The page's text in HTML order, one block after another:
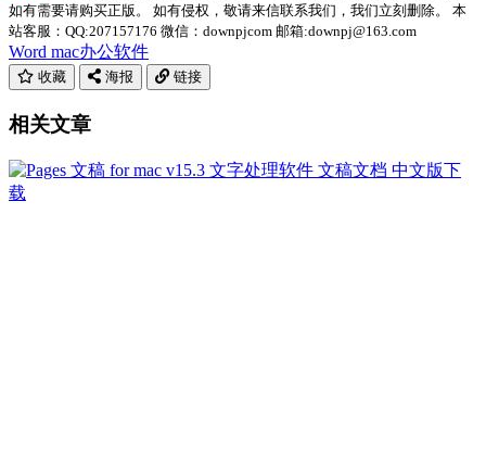
如有需要请购买正版。 如有侵权，敬请来信联系我们，我们立刻删除。 本
站客服：QQ:207157176 微信：downpjcom 邮箱:downpj@163.com
Word mac办公软件
收藏 海报 链接
相关文章